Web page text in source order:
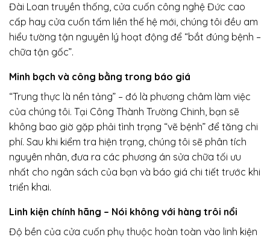
Đài Loan truyền thống, cửa cuốn công nghệ Đức cao
cấp hay cửa cuốn tấm liền thế hệ mới, chúng tôi đều am
hiểu tường tận nguyên lý hoạt động để “bắt đúng bệnh –
chữa tận gốc”.
Minh bạch và công bằng trong báo giá
“Trung thực là nền tảng” – đó là phương châm làm việc
của chúng tôi. Tại Công Thành Trường Chinh, bạn sẽ
không bao giờ gặp phải tình trạng “vẽ bệnh” để tăng chi
phí. Sau khi kiểm tra hiện trạng, chúng tôi sẽ phân tích
nguyên nhân, đưa ra các phương án sửa chữa tối ưu
nhất cho ngân sách của bạn và báo giá chi tiết trước khi
triển khai.
Linh kiện chính hãng – Nói không với hàng trôi nổi
Độ bền của cửa cuốn phụ thuộc hoàn toàn vào linh kiện